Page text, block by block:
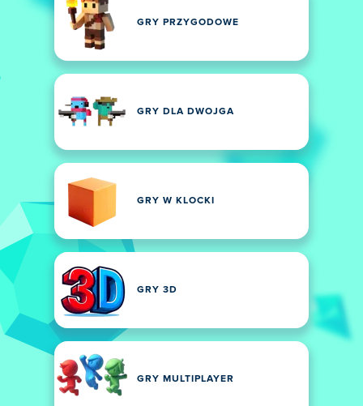
GRY PRZYGODOWE
GRY DLA DWOJGA
GRY W KLOCKI
GRY 3D
GRY MULTIPLAYER